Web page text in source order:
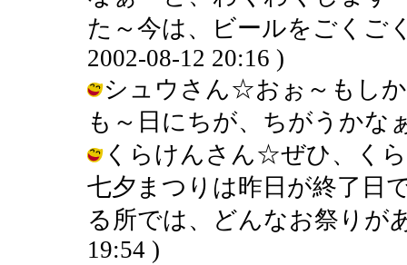
た～今は、ビールをごくご
2002-08-12 20:16 )
シュウさん☆おぉ～もし
も～日にちが、ちがうかな
くらけんさん☆ぜひ、く
七夕まつりは昨日が終了日
る所では、どんなお祭りが
19:54 )